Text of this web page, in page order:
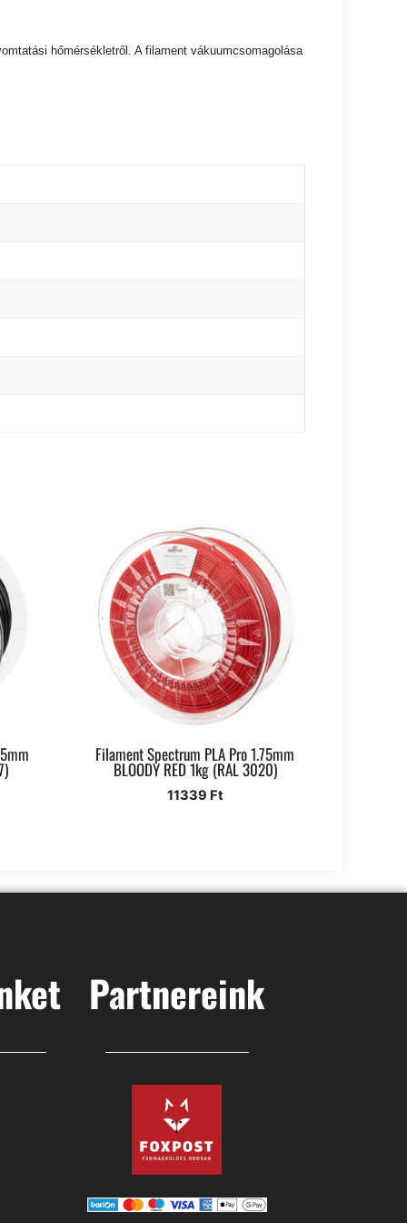
hőmérsékletről. A filament vákuumcsomagolása
Filament Spectrum PLA Pro 1.75mm
BLOODY RED 1kg (RAL 3020)
11339 Ft
Partnereink